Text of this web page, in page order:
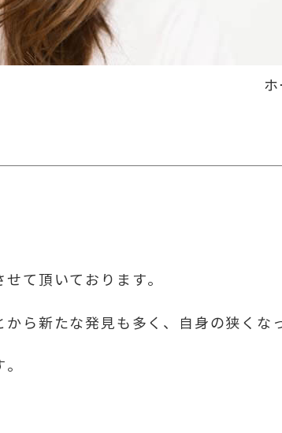
て頂いております。
ら新たな発見も多く、自身の狭くな